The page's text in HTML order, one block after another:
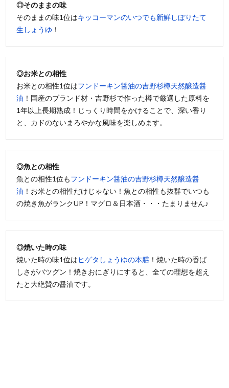
◎そのままの味
そのままの味1位はキッコーマンのいつでも新鮮しぼりたて
生しょうゆ ！
◎お米との相性
お米との相性1位はフンドーキン醤油の吉野杉樽天然醸造醤
油 ！国産のブランド材・吉野杉で作った樽で厳選した原料を
1年以上長期熟成！じっくり時間をかけることで、深い香り
と、カドのないまろやかな風味を楽しめます。
◎魚との相性
魚との相性1位もフンドーキン醤油の吉野杉樽天然醸造醤
油 ！お米との相性だけじゃない！魚との相性も抜群でいつも
の焼き魚がランクUP！マグロ＆日本酒・・・たまりません♪
◎焼いた時の味
焼いた時の味1位はヒゲタしょうゆの本膳 ！焼いた時の香ば
しさがバツグン！焼きおにぎりにすると、全ての理想を超え
たと大絶賛の醤油です。